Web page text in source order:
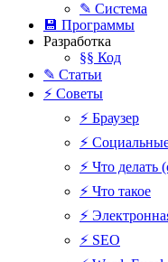
✎ Система
💾 Программы
Разработка
§§ Код
✎ Статьи
⚡ Советы
⚡ Браузер
⚡
⚡ Что
⚡ Что такое
⚡
⚡ SEO